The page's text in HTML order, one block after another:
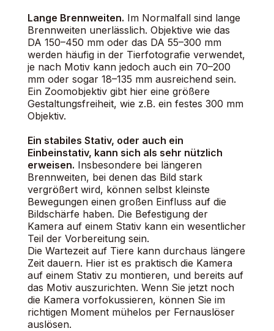
Lange Brennweiten. Im Normalfall sind lange
Brennweiten unerlässlich. Objektive wie das
DA 150–450 mm oder das DA 55–300 mm
werden häufig in der Tierfotografie verwendet,
je nach Motiv kann jedoch auch ein 70–200
mm oder sogar 18–135 mm ausreichend sein.
Ein Zoomobjektiv gibt hier eine größere
Gestaltungsfreiheit, wie z.B. ein festes 300 mm
Objektiv.
Ein stabiles Stativ, oder auch ein
Einbeinstativ, kann sich als sehr nützlich
erweisen. Insbesondere bei längeren
Brennweiten, bei denen das Bild stark
vergrößert wird, können selbst kleinste
Bewegungen einen großen Einfluss auf die
Bildschärfe haben. Die Befestigung der
Kamera auf einem Stativ kann ein wesentlicher
Teil der Vorbereitung sein.
Die Wartezeit auf Tiere kann durchaus längere
Zeit dauern. Hier ist es praktisch die Kamera
auf einem Stativ zu montieren, und bereits auf
das Motiv auszurichten. Wenn Sie jetzt noch
die Kamera vorfokussieren, können Sie im
richtigen Moment mühelos per Fernauslöser
auslösen.